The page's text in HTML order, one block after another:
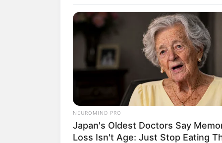
Eine Reise
wieder
empfehlen
Die
Rothenburg
NEUROMIND PRO
Japan's Oldest Doctors Say
Loss Isn't Age: Just Stop Eating